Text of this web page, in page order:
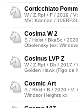
Corticchiato
W / Z.Rpf / F / 2019 /
MV: Kannan / 108RF21
Cosima W 2
S / Holst / BkaSc /
Obolensky (ex:
Cosinus LVP Z
W / Z.Rpf / Db / 2017 /
Golden Hawk (Figo de
Cosmic Art
S / Rhld / B / 2020 / V:
Windsor Heights xx